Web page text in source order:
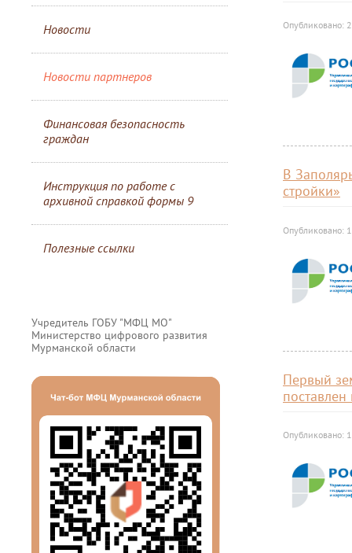
Новости
Новости партнеров
Финансовая безопасность
граждан
Инструкция по работе с
архивной справкой формы 9
Полезные ссылки
Учредитель ГОБУ "МФЦ МО"
Министерство цифрового развития
Мурманской области
Опубликовано:
В
стройки»
Опубликовано:
Первый
Опубликовано: